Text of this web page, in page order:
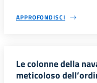
APPROFONDISCI
Le colonne della
meticoloso